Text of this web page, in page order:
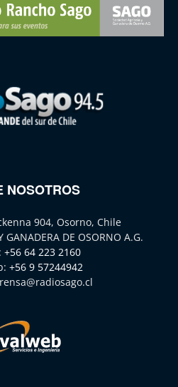
NOSOTROS
904, Osorno, Chile
GANADERA DE OSORNO A.G.
+56 64 223 2160
+56 9 57244942